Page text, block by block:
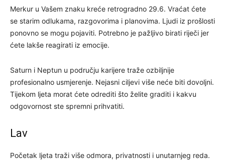
Merkur u Vašem znaku kreće retrogradno 29.6. Vraćat ćete
se starim odlukama, razgovorima i planovima. Ljudi iz prošlosti
ponovno se mogu pojaviti. Potrebno je pažljivo birati riječi jer
ćete lakše reagirati iz emocije.
Saturn i Neptun u području karijere traže ozbiljnije
profesionalno usmjerenje. Nejasni ciljevi više neće biti dovoljni.
Tijekom ljeta morat ćete odrediti što želite graditi i kakvu
odgovornost ste spremni prihvatiti.
Lav
Početak ljeta traži više odmora, privatnosti i unutarnjeg reda.